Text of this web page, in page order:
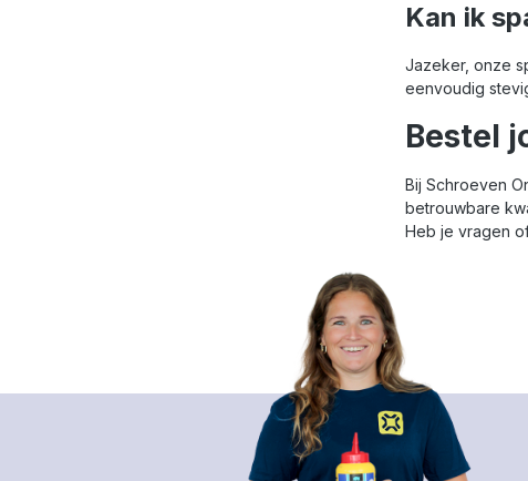
Kan ik
Jazeker, onze
eenvoudig
Bestel
Bij Schroeven
betrouwbare
Heb je vragen